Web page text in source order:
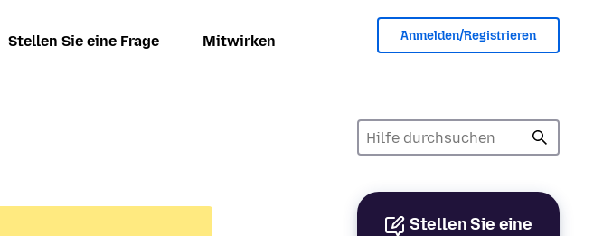
Stellen Sie eine Frage Mitwirken Anmelden/Registrieren
Stellen Sie eine